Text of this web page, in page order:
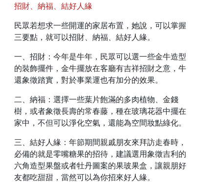
招財、納福、結好人緣
民眾若想求一些開運的家居布置，她說，可以掌握
三要點，就可以招財、納福、結好人緣。
一、招財：今年是牛年，民眾可以選一些金牛造型
的裝飾擺件，金牛擺放在客廳有吉祥招財之意，牛
還象徵踏實，對於事業運也有加分的效果。
二、納福：選擇一些葉片飽滿的多肉植物、金錢
樹，或者象徵長壽的常春藤，種在玻璃花器中擺在
家中，不但可以淨化空氣，還能為空間妝點綠化。
三、結好人緣：年節期間親戚朋友來拜訪走春時，
必備的就是零嘴糖果的招待，建議選用象徵吉利的
六角造型果盤或者牡丹圖案的果玻果盒，讓親朋好
友都吃甜甜，當然可以為你招來好人緣。